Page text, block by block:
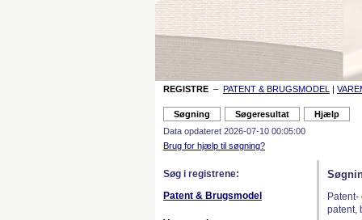
REGISTRE – PATENT & BRUGSMODEL |
Data opdateret 2026-07-10 00:05:00
Brug for hjælp til søgning?
Søg i registrene:
Patent & Brugsmodel
patent,